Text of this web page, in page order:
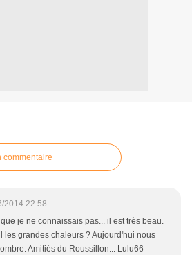
commentaire
2014 22:58
je ne connaissais pas... il est très beau.
les grandes chaleurs ? Aujourd'hui nous
Amitiés du Roussillon... Lulu66